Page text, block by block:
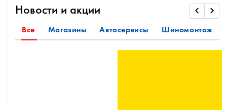
Новости и акции
Все Магазины Автосервисы Шиномонтаж